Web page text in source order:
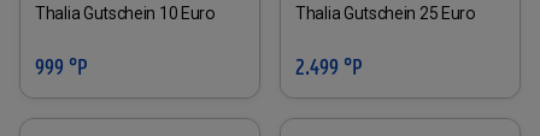
Thalia Gutschein 10 Euro
999 °P
Thalia Gutschein 25 Euro
2.499 °P